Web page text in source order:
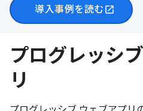
導入事例を読む open_in_new
プログレッシ
リ